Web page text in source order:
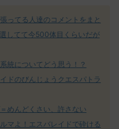
ってる人達のコメントをまと
してて今500体目くらいだが
統についてどう思う！？
ドのびんじょうクエスパトラ
めんどくさい、許さない
マよ！エスバレイドで砕ける